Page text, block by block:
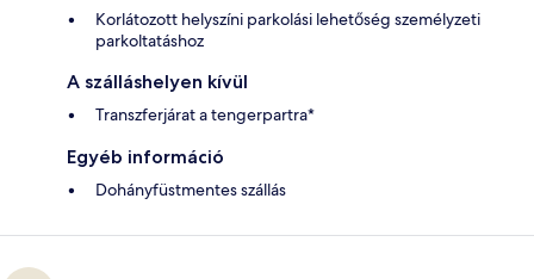
Korlátozott helyszíni parkolási lehetőség személyzeti
parkoltatáshoz
A szálláshelyen kívül
Transzferjárat a tengerpartra*
Egyéb információ
Dohányfüstmentes szállás